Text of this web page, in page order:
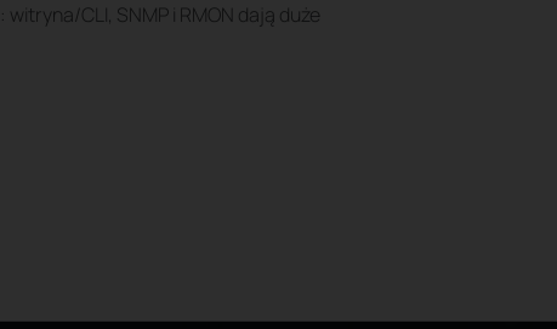
: witryna/CLI, SNMP i RMON dają duże